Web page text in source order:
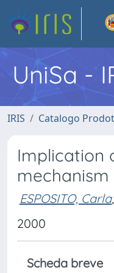
UniSa -
IRIS Catalogo
Implication
ESPOSITO, Carla;
2000
Scheda breve